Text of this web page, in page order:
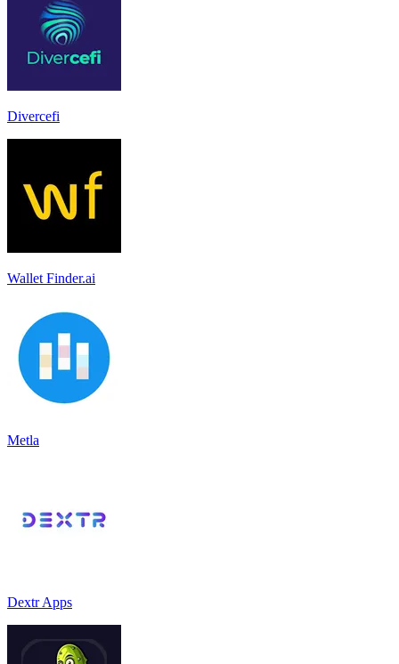
Divercefi
Wallet Finder.ai
Metla
Dextr Apps